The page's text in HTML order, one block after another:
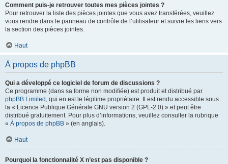
Comment puis-je retrouver toutes mes pièces jointes ?
Pour retrouver la liste des pièces jointes que vous avez transférées, veuillez
vous rendre dans le panneau de contrôle de l’utilisateur et suivre les liens vers
la section des pièces jointes.
Haut
À propos de phpBB
Qui a développé ce logiciel de forum de discussions ?
Ce programme (dans sa forme non modifiée) est produit et distribué par
phpBB Limited , qui en est le légitime propriétaire. Il est rendu accessible sous
la « Licence Publique Générale GNU version 2 (GPL-2.0) » et peut être
distribué gratuitement. Pour plus d’informations, veuillez consulter la rubrique
« À propos de phpBB » (en anglais).
Haut
Pourquoi la fonctionnalité X n’est pas disponible ?